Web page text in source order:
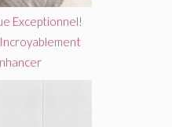
Exceptionnel!